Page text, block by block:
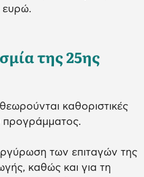
ευρώ.
της 25ης
καθοριστικές
προγράμματος.
των επιταγών της
καθώς και για τη